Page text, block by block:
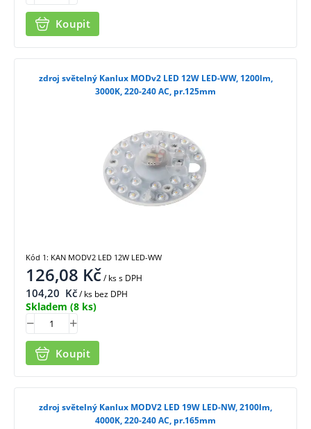
Koupit
zdroj světelný Kanlux MODv2 LED 12W LED-WW, 1200lm,
3000K, 220-240 AC, pr.125mm
126,08 Kč/ kss DPH
104,20 Kč/ ks bez DPH
Skladem (8 ks)
Koupit
Kód 1: KAN MODV2 LED 12W LED-WW
zdroj světelný Kanlux MODV2 LED 19W LED-NW, 2100lm,
4000K, 220-240 AC, pr.165mm